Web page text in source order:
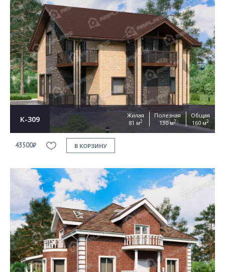
К-309
Жилая
81 м2
Полезная
130 м2
Общая
160 м2
43500₽ В КОРЗИНУ